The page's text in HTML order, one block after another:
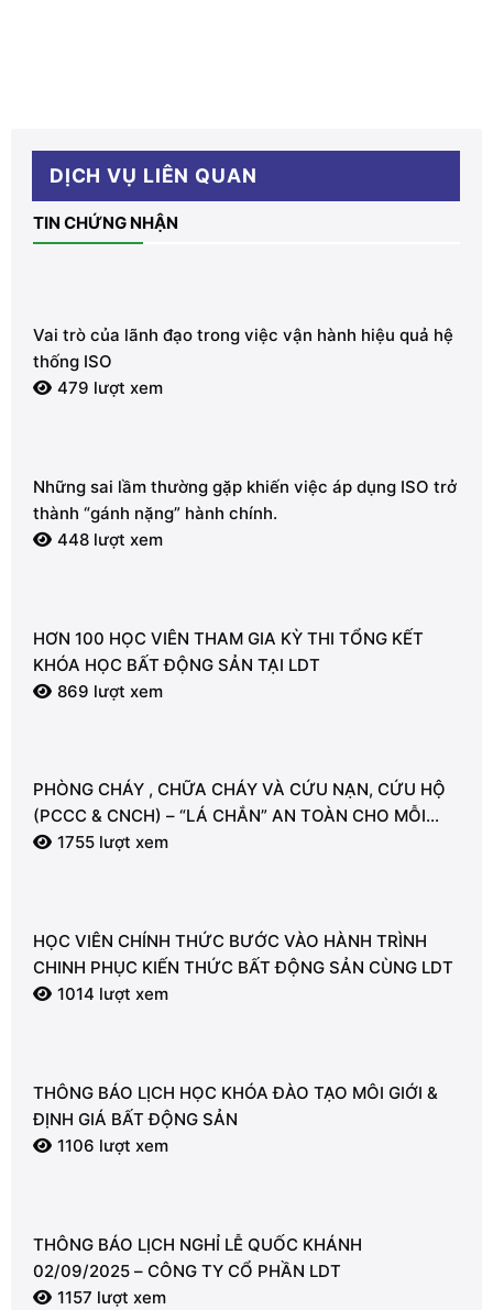
DỊCH VỤ LIÊN QUAN
TIN CHỨNG NHẬN
Vai trò của lãnh đạo trong việc vận hành hiệu quả hệ
thống ISO
479 lượt xem
Những sai lầm thường gặp khiến việc áp dụng ISO trở
thành “gánh nặng” hành chính.
448 lượt xem
HƠN 100 HỌC VIÊN THAM GIA KỲ THI TỔNG KẾT
KHÓA HỌC BẤT ĐỘNG SẢN TẠI LDT
869 lượt xem
PHÒNG CHÁY , CHỮA CHÁY VÀ CỨU NẠN, CỨU HỘ
(PCCC & CNCH) – “LÁ CHẮN” AN TOÀN CHO MỖI
NGƯỜI
1755 lượt xem
HỌC VIÊN CHÍNH THỨC BƯỚC VÀO HÀNH TRÌNH
CHINH PHỤC KIẾN THỨC BẤT ĐỘNG SẢN CÙNG LDT
1014 lượt xem
THÔNG BÁO LỊCH HỌC KHÓA ĐÀO TẠO MÔI GIỚI &
ĐỊNH GIÁ BẤT ĐỘNG SẢN
1106 lượt xem
THÔNG BÁO LỊCH NGHỈ LỄ QUỐC KHÁNH
02/09/2025 – CÔNG TY CỔ PHẦN LDT
1157 lượt xem